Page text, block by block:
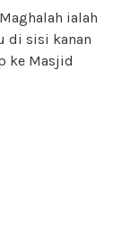
ialah
di sisi kanan
ke Masjid